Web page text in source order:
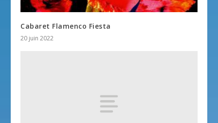
Cabaret Flamenco Fiesta
20 juin 2022